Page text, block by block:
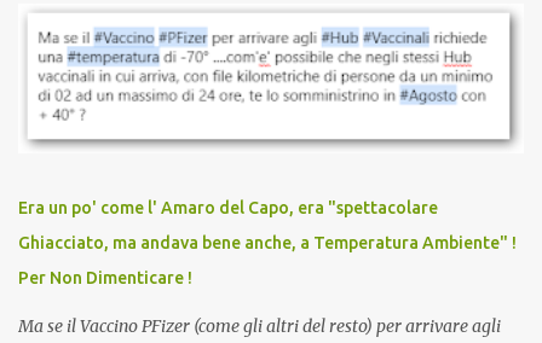
vaccinazione. Non avevamo mai sentito parlare di ricompense,
sconti, incentivi per vaccinarsi. Non avevamo mai visto
discriminazioni per coloro che non l’hanno fatto. Se non sei stato
vaccinato, nessuno aveva prima cercato di farti sentire una
persona cattiva. Non avevamo mai visto un vaccino che minacci le
vaccino usato per minacciare i mezzi di sussistenza, il lavoro o la
scuola. Non avevamo mai visto un vaccino che permettesse a un
dodicenne di ignorare il consenso dei genitori. Dopo tutti i vaccini
che abbiamo elencato sopra...
Era un po' come l' Amaro del Capo, era "spettacolare
Ghiacciato, ma andava bene anche, a Temperatura Ambiente" !
Per Non Dimenticare !
Ma se il Vaccino PFizer (come gli altri del resto) per arrivare agli